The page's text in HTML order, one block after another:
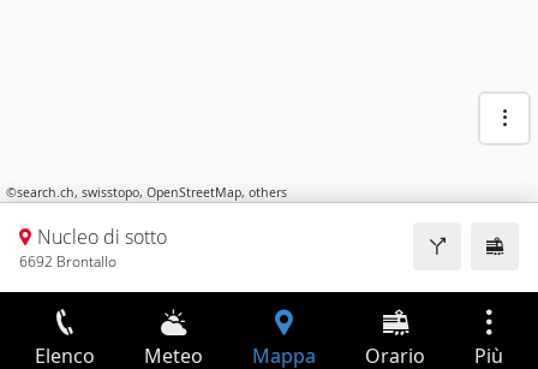
©search.ch, swisstopo, OpenStreetMap, others
Nucleo di sotto
6692 Brontallo
Elenco Meteo Mappa Orario Più